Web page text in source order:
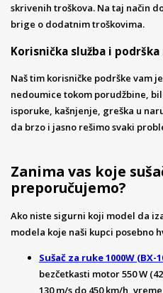
skrivenih troškova. Na taj način
brige o dodatnim troškovima.
Korisnička služba i
Naš tim korisničke podrške vam
nedoumice tokom porudžbine,
isporuke, kašnjenje, greška u
da brzo i jasno rešimo svaki
Zanima vas koje
preporučujemo?
Ako niste sigurni koji model da
modela koje naši kupci posebno
Sušač za ruke 1000W (BX-
bezčetkasti motor 550 W
130 m/s do 450 km/h,